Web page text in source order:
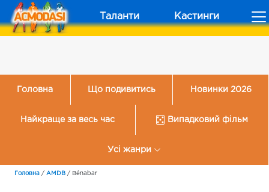
Таланти Кастинги
Головна Що подивитись Новинки 2026
Найкраще за весь час Випадковий фільм
Усі жанри
Головна / AMDB / Bénabar